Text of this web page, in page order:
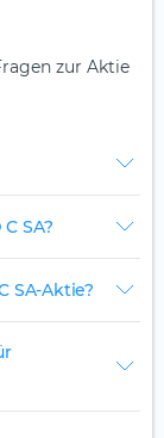
zur Aktie
SA?
SA-Aktie?